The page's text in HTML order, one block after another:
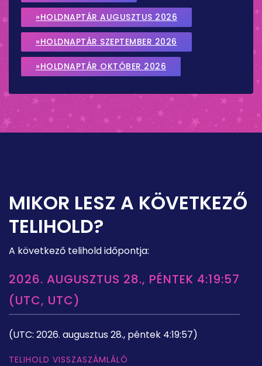
»HOLDNAPTÁR AUGUSZTUS 2026
»HOLDNAPTÁR SZEPTEMBER 2026
»HOLDNAPTÁR OKTÓBER 2026
MIKOR LESZ A KÖVETKEZŐ
TELIHOLD?
A következő telihold időpontja:
2026. AUGUSZTUS 28., PÉNTEK 4:19:57
(UTC, UTC)
(UTC: 2026. augusztus 28., péntek 4:19:57)
TELIHOLD VISSZASZÁMLÁLÓ